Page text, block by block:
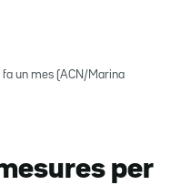
fa un mes (ACN/Marina
per